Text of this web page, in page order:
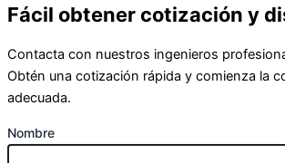
Fácil obtener cotización y
Contacta con nuestros ingenieros
Obtén una cotización rápida y comienza la
adecuada.
Nombre